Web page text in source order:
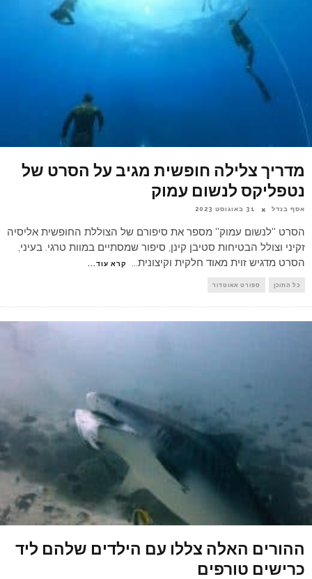
מדריך צלילה חופשית מגיב על הסרט של
נטפליקס לנשום עמוק
אסף בנדל 31 באוגוסט 2023
הסרט ''לנשום עמוק'' מספר את סיפורם של הצוללת החופשית אליסיה
זקיני וצולל הבטיחות סטיבן קינן, סיפור שמסתיים במוות טרגי. בעיני,
הסרט מדגיש זוית מאוד חלקית וקיצונית... קרא עוד...
כל התוכן ספורט אאוטדור
ההורים האלה צללו עם הילדים שלהם ליד
כרישים טורפים